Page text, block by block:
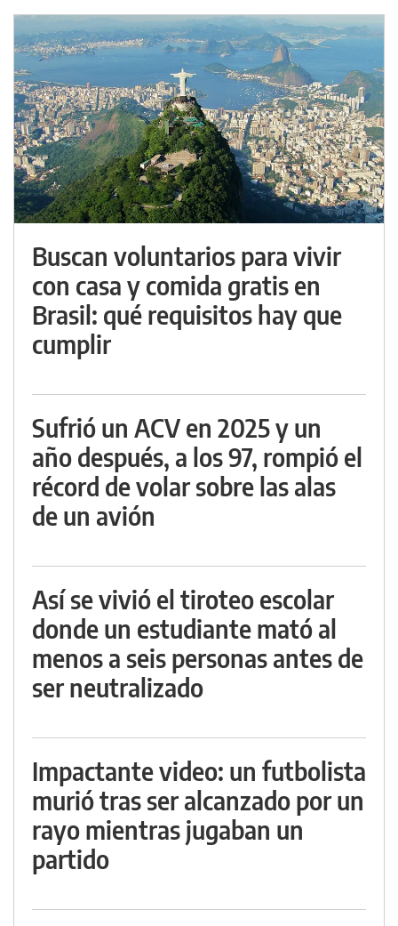
Buscan voluntarios para vivir
con casa y comida gratis en
Brasil: qué requisitos hay que
cumplir
Sufrió un ACV en 2025 y un
año después, a los 97, rompió el
récord de volar sobre las alas
de un avión
Así se vivió el tiroteo escolar
donde un estudiante mató al
menos a seis personas antes de
ser neutralizado
Impactante video: un futbolista
murió tras ser alcanzado por un
rayo mientras jugaban un
partido